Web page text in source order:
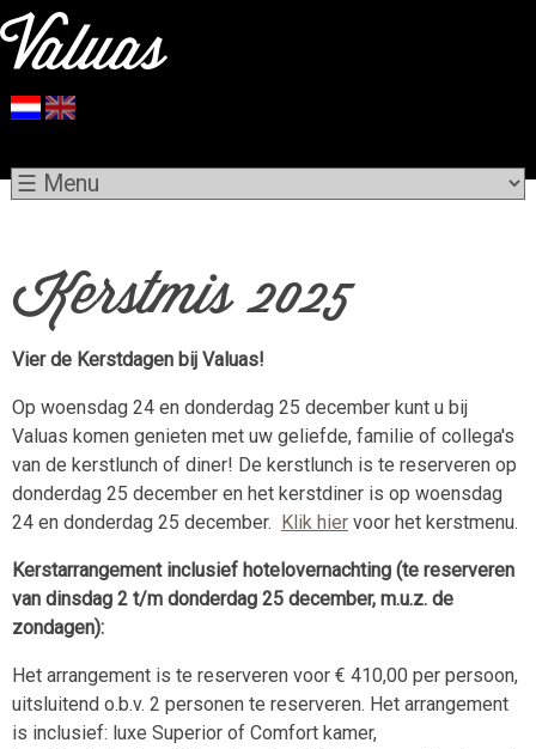
Kerstmis 2025
Vier de Kerstdagen bij Valuas!
Op woensdag 24 en donderdag 25 december kunt u bij
Valuas komen genieten met uw geliefde, familie of collega's
van de kerstlunch of diner! De kerstlunch is te reserveren op
donderdag 25 december en het kerstdiner is op woensdag
24 en donderdag 25 december. Klik hier voor het kerstmenu.
Kerstarrangement inclusief hotelovernachting (te reserveren
van dinsdag 2 t/m donderdag 25 december, m.u.z. de
zondagen):
Het arrangement is te reserveren voor € 410,00 per persoon,
uitsluitend o.b.v. 2 personen te reserveren. Het arrangement
is inclusief: luxe Superior of Comfort kamer,